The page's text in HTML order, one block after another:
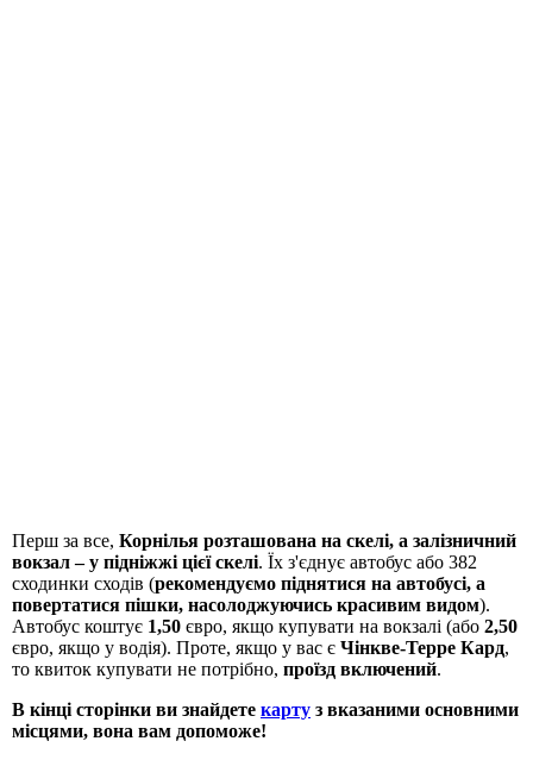
Перш за все, Корнілья розташована на скелі, а залізничний
вокзал – у підніжжі цієї скелі. Їх з'єднує автобус або 382
сходинки сходів (рекомендуємо піднятися на автобусі, а
повертатися пішки, насолоджуючись красивим видом).
Автобус коштує 1,50 євро, якщо купувати на вокзалі (або 2,50
євро, якщо у водія). Проте, якщо у вас є Чінкве-Терре Кард,
то квиток купувати не потрібно, проїзд включений.
В кінці сторінки ви знайдете карту з вказаними основними
місцями, вона вам допоможе!